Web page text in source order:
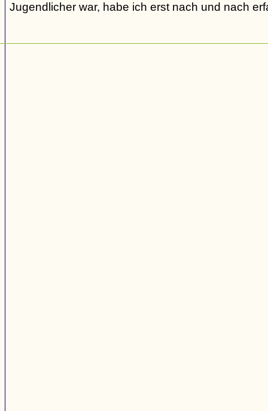
Jugendlicher war, habe ich erst nach und nach